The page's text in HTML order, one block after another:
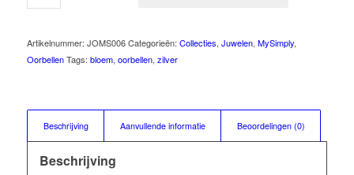
Artikelnummer: JOMS006 Categorieën: Collecties, Juwelen, MySimply,
Oorbellen Tags: bloem, oorbellen, zilver
Beschrijving Aanvullende informatie Beoordelingen (0)
Beschrijving